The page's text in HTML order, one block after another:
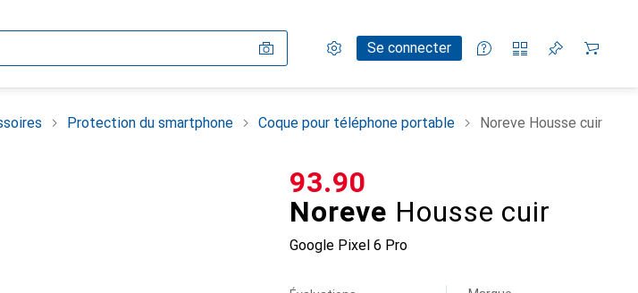
Paramètres
Compte clientSe connecter
Listes de comparaison
Listes d'envies
Panier
Protection du smartphone Coque pour téléphone portable Noreve Housse cuir
Noreve Housse cuir
Google Pixel 6 Pro
CHF
93.90